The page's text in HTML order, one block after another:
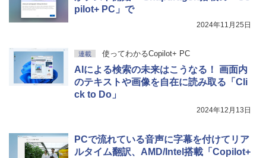
pilot+ PC」で
2024年11月25日
連載 使ってわかるCopilot+ PC
AIによる検索の未来はこうなる！ 画面内
のテキストや画像を自在に読み取る「Cli
ck to Do」
2024年12月13日
PCで流れている音声に字幕を付けてリア
ルタイム翻訳、AMD/Intel搭載「Copilot+